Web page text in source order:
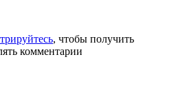
, чтобы получить
комментарии